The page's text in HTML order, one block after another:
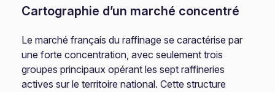
Cartographie d’un marché concentré
Le marché français du raffinage se caractérise par
une forte concentration, avec seulement trois
groupes principaux opérant les sept raffineries
actives sur le territoire national. Cette structure